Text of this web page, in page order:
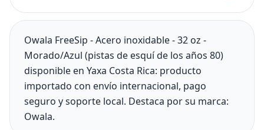
Owala FreeSip - Acero inoxidable - 32 oz -
Morado/Azul (pistas de esquí de los años 80)
disponible en Yaxa Costa Rica: producto
importado con envío internacional, pago
seguro y soporte local. Destaca por su marca:
Owala.